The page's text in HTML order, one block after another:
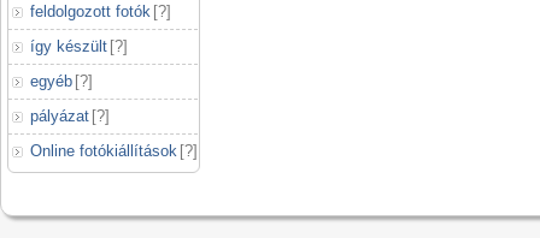
feldolgozott fotók [?]
így készült [?]
egyéb [?]
pályázat [?]
Online fotókiállítások [?]